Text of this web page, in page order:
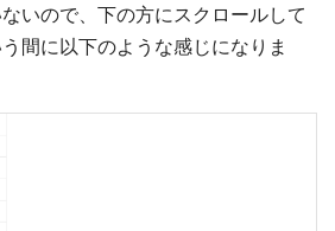
いので、下の方にスクロールして
間に以下のような感じになりま